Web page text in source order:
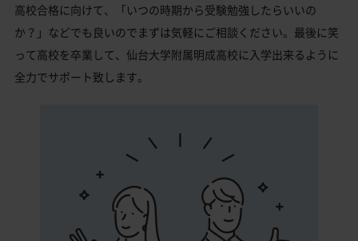
高校合格に向けて、「いつの時期から受験勉強したらいいの
か？」などでも良いのでまずは気軽にご相談ください。最後に笑
って高校を卒業して、仙台大学附属明成高校に入学出来るように
全力でサポート致します。